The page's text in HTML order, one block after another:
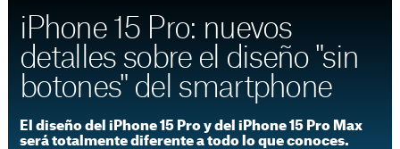
iPhone 15 Pro: nuevos
detalles sobre el diseño "sin
botones" del smartphone
El diseño del iPhone 15 Pro y del iPhone 15 Pro Max
será totalmente diferente a todo lo que conoces.